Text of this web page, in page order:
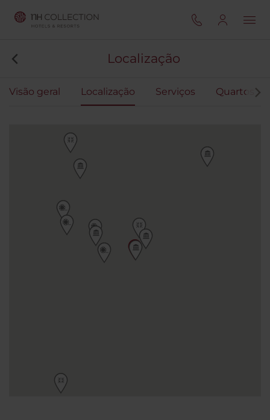
Localização
Visão geral Localização Serviços Quartos